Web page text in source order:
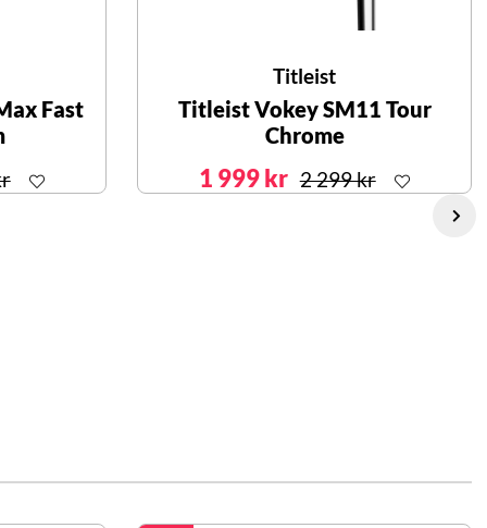
Fast
Titleist
Titleist Vokey SM11 Tour
Chrome
1 999 kr 2 299 kr